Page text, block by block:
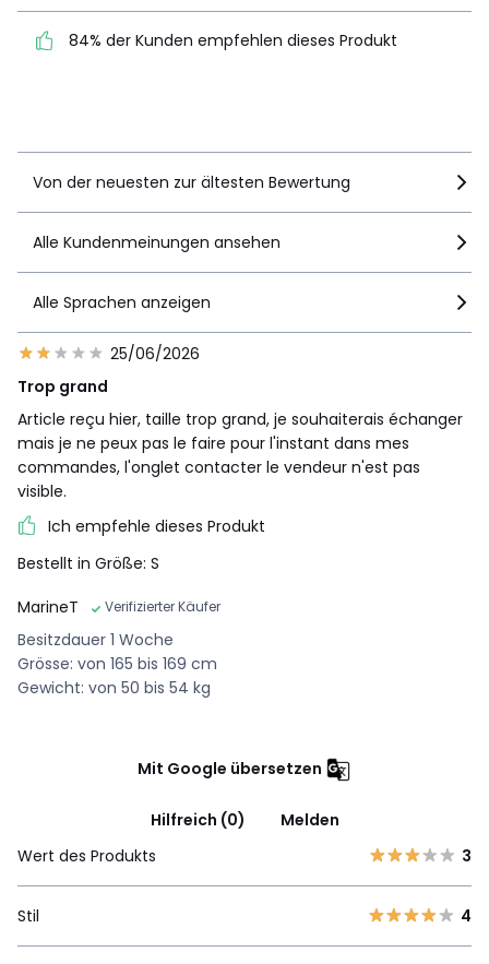
84% der Kunden
84% der Kunden empfehlen dieses Produkt
Von der neuesten zur ältesten Bewertung
Alle Kundenmeinungen ansehen
Alle Sprachen anzeigen
25/06/2026
Trop grand
Article reçu hier, taille trop grand, je souhaiterais échanger
mais je ne peux pas le faire pour l'instant dans mes
commandes, l'onglet contacter le vendeur n'est pas
visible.
Ich empfehle dieses Produkt
Bestellt in Größe: S
MarineT
Verifizierter Käufer
Besitzdauer 1 Woche
Grösse: von 165 bis 169 cm
Gewicht: von 50 bis 54 kg
Mit Google übersetzen
Hilfreich (0)
Melden
Wert des Produkts
3
Stil 4